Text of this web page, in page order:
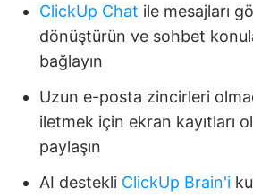
ClickUp Chat ile mesajları
dönüştürün ve sohbet
bağlayın
Uzun e-posta zincirleri
iletmek için ekran kayıtları
paylaşın
AI destekli ClickUp Brain'i